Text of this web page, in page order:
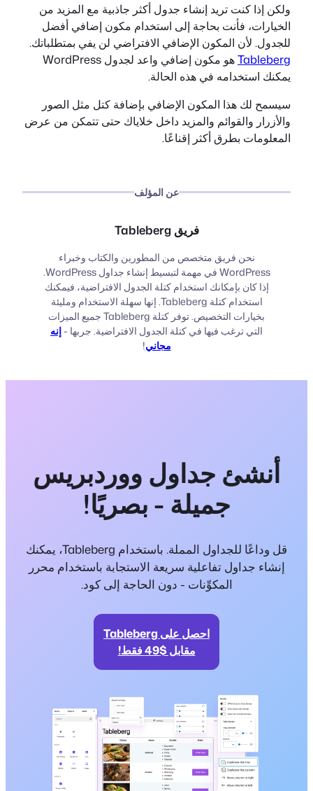
ولكن إذا كنت تريد إنشاء جدول أكثر جاذبية مع المزيد من
الخيارات، فأنت بحاجة إلى استخدام مكون إضافي أفضل
للجدول. لأن المكون الإضافي الافتراضي لن يفي بمتطلباتك.
Tableberg
هو مكون إضافي واعد لجدول WordPress
يمكنك استخدامه في هذه الحالة.
سيسمح لك هذا المكون الإضافي بإضافة كتل مثل الصور
والأزرار والقوائم والمزيد داخل خلاياك حتى تتمكن من عرض
المعلومات بطرق أكثر إقناعًا.
عن المؤلف
فريق Tableberg
نحن فريق متخصص من المطورين والكتاب وخبراء
WordPress في مهمة لتبسيط إنشاء جداول WordPress.
إذا كان بإمكانك استخدام كتلة الجدول الافتراضية، فيمكنك
استخدام كتلة Tableberg. إنها سهلة الاستخدام ومليئة
بخيارات التخصيص. توفر كتلة Tableberg جميع الميزات
التي ترغب فيها في كتلة الجدول الافتراضية. جربها -إنه
مجاني!
أنشئ جداول ووردبريس
جميلة - بصريًا!
قل وداعًا للجداول المملة. باستخدام Tableberg، يمكنك
إنشاء جداول تفاعلية سريعة الاستجابة باستخدام محرر
المكوِّنات - دون الحاجة إلى كود.
احصل على Tableberg
مقابل $49 فقط!